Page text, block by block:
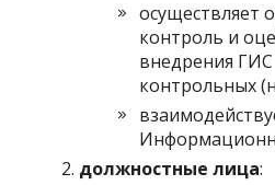
осуществляет
контроль и
внедрения
контрольных
должностные лица: